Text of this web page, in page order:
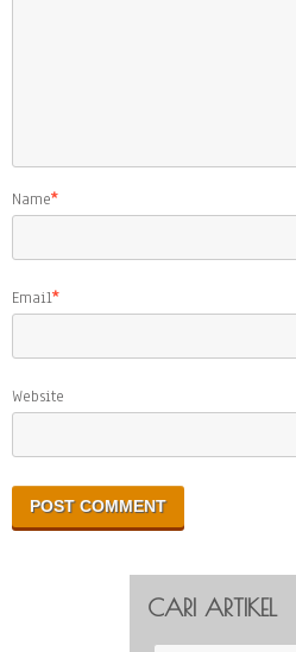
Name*
Email*
Website
CARI ARTIKEL